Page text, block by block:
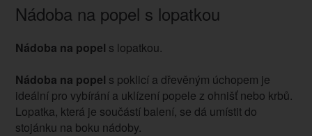
Nádoba na popel s lopatkou
Nádoba na popel s lopatkou.
Nádoba na popel s poklicí a dřevěným úchopem je
ideální pro vybírání a uklízení popele z ohnišť nebo krbů.
Lopatka, která je součástí balení, se dá umístit do
stojánku na boku nádoby.